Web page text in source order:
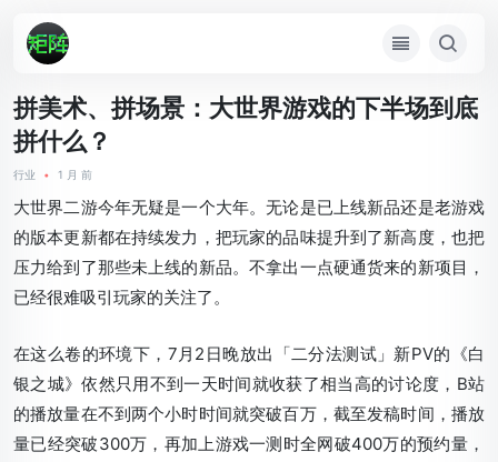
拼美术、拼场景：大世界游戏的下半场到底
拼什么？
行业 • 1 月 前
大世界二游今年无疑是一个大年。无论是已上线新品还是老游戏
的版本更新都在持续发力，把玩家的品味提升到了新高度，也把
压力给到了那些未上线的新品。不拿出一点硬通货来的新项目，
已经很难吸引玩家的关注了。
在这么卷的环境下，7月2日晚放出「二分法测试」新PV的《白
银之城》依然只用不到一天时间就收获了相当高的讨论度，B站
的播放量在不到两个小时时间就突破百万，截至发稿时间，播放
量已经突破300万，再加上游戏一测时全网破400万的预约量，